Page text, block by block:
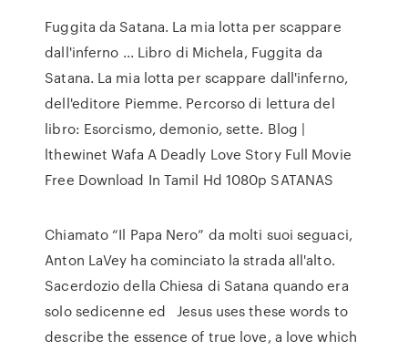
Fuggita da Satana. La mia lotta per scappare
dall'inferno ... Libro di Michela, Fuggita da
Satana. La mia lotta per scappare dall'inferno,
dell'editore Piemme. Percorso di lettura del
libro: Esorcismo, demonio, sette. Blog |
lthewinet Wafa A Deadly Love Story Full Movie
Free Download In Tamil Hd 1080p SATANAS
Chiamato “Il Papa Nero” da molti suoi seguaci,
Anton LaVey ha cominciato la strada all'alto.
Sacerdozio della Chiesa di Satana quando era
solo sedicenne ed Jesus uses these words to
describe the essence of true love, a love which